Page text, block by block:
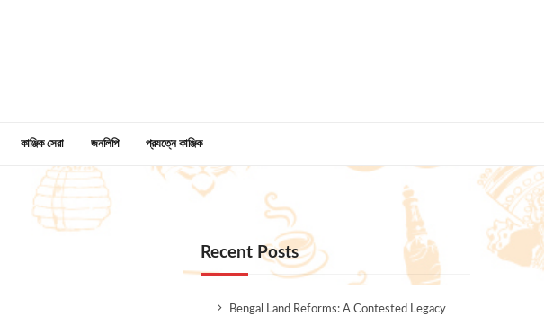
কাঞ্জিক সেরা জনলিপি প্রযত্নে কাঞ্জিক
Recent Posts
Bengal Land Reforms: A Contested Legacy